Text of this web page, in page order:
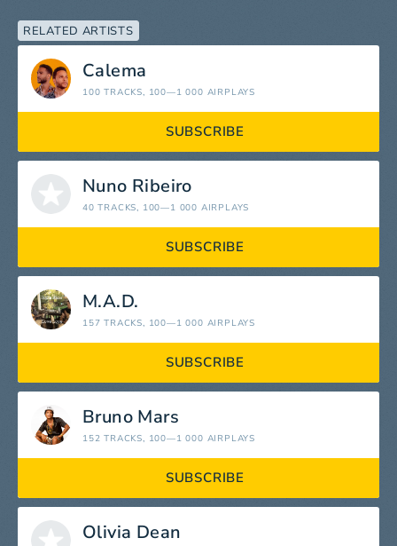
RELATED ARTISTS
Calema
100 TRACKS, 100—1 000 AIRPLAYS
SUBSCRIBE
Nuno Ribeiro
40 TRACKS, 100—1 000 AIRPLAYS
SUBSCRIBE
M.A.D.
157 TRACKS, 100—1 000 AIRPLAYS
SUBSCRIBE
Bruno Mars
152 TRACKS, 100—1 000 AIRPLAYS
SUBSCRIBE
Olivia Dean